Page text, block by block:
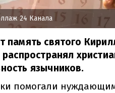
24 Канала
святого
язычников.
помогали